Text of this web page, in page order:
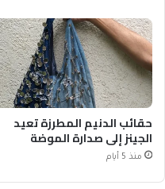
حقائب الدنيم المطرزة تعيد
الجينز إلى صدارة الموضة
منذ 5 أيام